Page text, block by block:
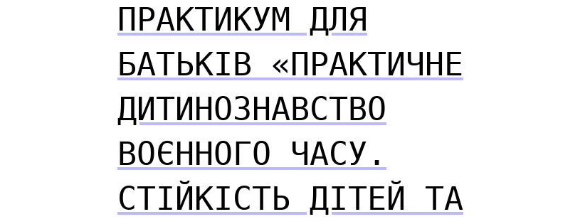
ПРАКТИКУМ ДЛЯ
БАТЬКІВ «ПРАКТИЧНЕ
ДИТИНОЗНАВСТВО
ВОЄННОГО ЧАСУ.
СТІЙКІСТЬ ДІТЕЙ ТА